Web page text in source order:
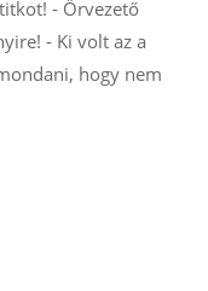
- Őrvezető
- Ki volt az a
hogy nem